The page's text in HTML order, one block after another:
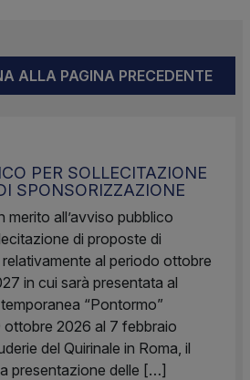
ALLA PAGINA PRECEDENTE
PER SOLLECITAZIONE
SPONSORIZZAZIONE
merito all’avviso pubblico
di proposte di
al periodo ottobre
in cui sarà presentata al
“Pontormo”
ottobre 2026 al 7 febbraio
del Quirinale in Roma, il
presentazione delle […]